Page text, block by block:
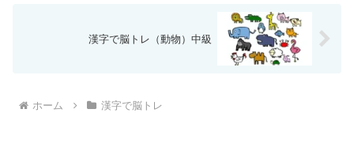
漢字で脳トレ（動物）中級
ホーム 漢字で脳トレ